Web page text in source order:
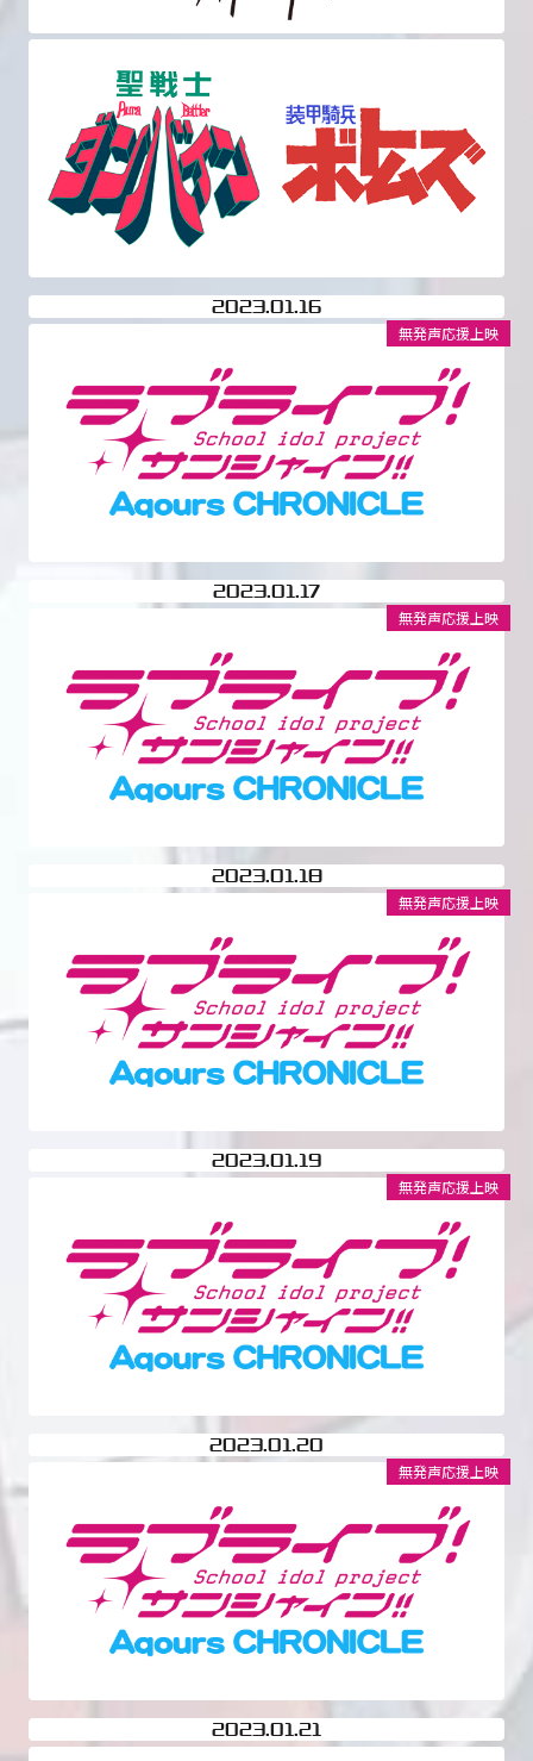
2023 01.16
無発声応援上映
2023 01.17
無発声応援上映
2023 01.18
無発声応援上映
2023 01.19
無発声応援上映
2023 01.20
無発声応援上映
2023 01.21